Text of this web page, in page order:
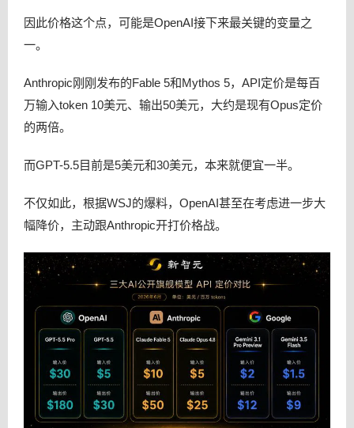
因此价格这个点，可能是OpenAI接下来最关键的变量之
一。
Anthropic刚刚发布的Fable 5和Mythos 5，API定价是每百
万输入token 10美元、输出50美元，大约是现有Opus定价
的两倍。
而GPT-5.5目前是5美元和30美元，本来就便宜一半。
不仅如此，根据WSJ的爆料，OpenAI甚至在考虑进一步大
幅降价，主动跟Anthropic开打价格战。